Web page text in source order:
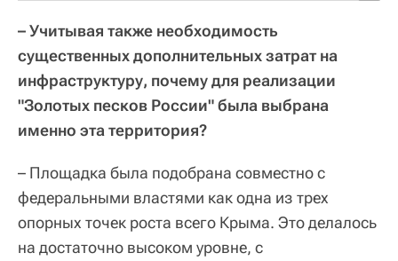
– Учитывая также необходимость
существенных дополнительных затрат на
инфраструктуру, почему для реализации
"Золотых песков России" была выбрана
именно эта территория?
– Площадка была подобрана совместно с
федеральными властями как одна из трех
опорных точек роста всего Крыма. Это делалось
на достаточно высоком уровне, с